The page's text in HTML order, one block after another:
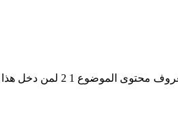
خطوات التخطيط